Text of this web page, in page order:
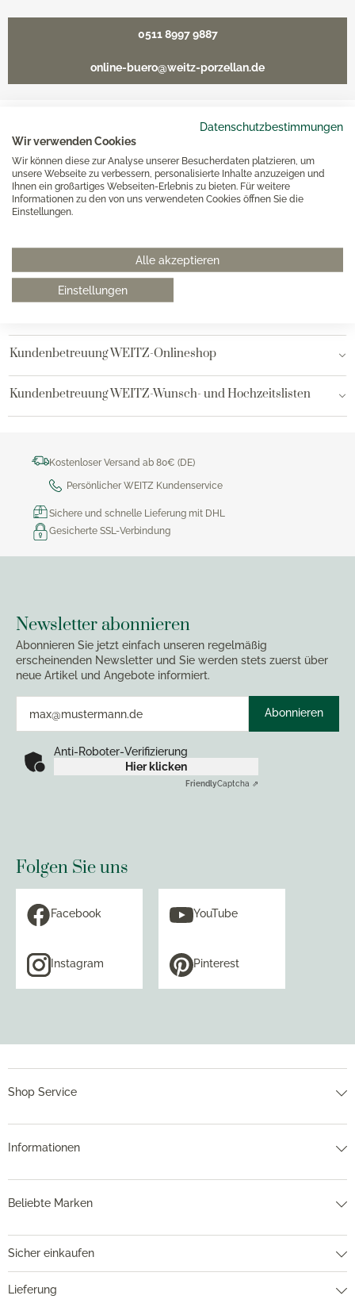
Datenschutzbestimmungen
Wir verwenden Cookies
Wir können diese zur Analyse unserer Besucherdaten platzieren, um
unsere Webseite zu verbessern, personalisierte Inhalte anzuzeigen und
Ihnen ein großartiges Webseiten-Erlebnis zu bieten. Für weitere
Informationen zu den von uns verwendeten Cookies öffnen Sie die
Einstellungen.
Alle akzeptieren
Einstellungen
0511 8997 9887
online-buero@weitz-porzellan.de
Unsere Häuser
Hannover
Hamburg AEZ
Kundenbetreuung WEITZ-Onlineshop
Kundenbetreuung WEITZ-Wunsch- und Hochzeitslisten
Kostenloser Versand ab 80€ (DE)
Persönlicher WEITZ Kundenservice
Sichere und schnelle Lieferung mit DHL
Gesicherte SSL-Verbindung
Newsletter abonnieren
Abonnieren Sie jetzt einfach unseren regelmäßig
erscheinenden Newsletter und Sie werden stets zuerst über
neue Artikel und Angebote informiert.
Abonnieren
Anti-Roboter-Verifizierung
Hier klicken
FriendlyCaptcha ⇗
Folgen Sie uns
Facebook YouTube
Instagram Pinterest
Shop Service
Informationen
Beliebte Marken
Sicher einkaufen
Lieferung